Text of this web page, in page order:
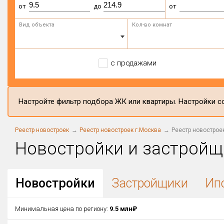
от до от
Вид объекта Кол-во комнат
с продажами
Настройте фильтр подбора ЖК или квартиры. Настройки
Реестр новостроек Реестр новостроек г.Москва Реестр
Новостройки и
Новостройки Застройщики
Минимальная цена по региону: 9.5 млн₽